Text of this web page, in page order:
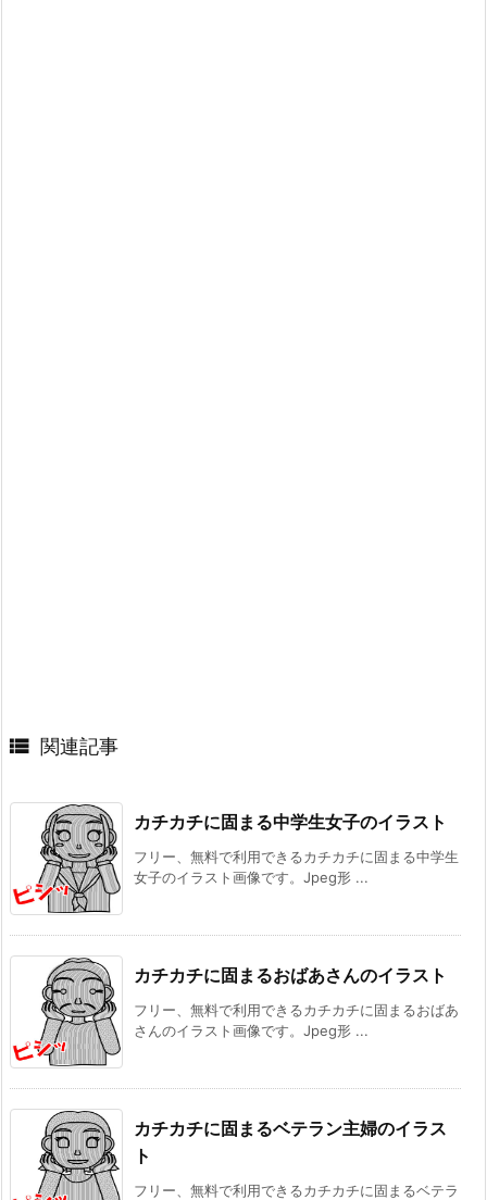
 関連記事
カチカチに固まる中学生女子のイラスト
フリー、無料で利用できるカチカチに固まる中学生
女子のイラスト画像です。Jpeg形 ...
カチカチに固まるおばあさんのイラスト
フリー、無料で利用できるカチカチに固まるおばあ
さんのイラスト画像です。Jpeg形 ...
カチカチに固まるベテラン主婦のイラス
ト
フリー、無料で利用できるカチカチに固まるベテラ